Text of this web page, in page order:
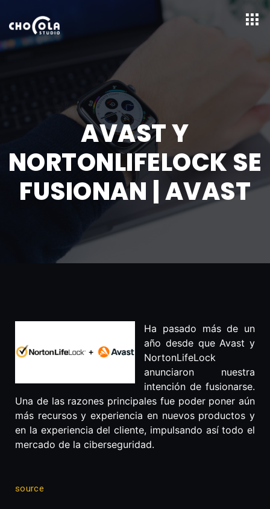
AVAST Y
NORTONLIFELOCK SE
FUSIONAN | AVAST
Ha pasado más de un
año desde que Avast y
NortonLifeLock
anunciaron nuestra
intención de fusionarse.
Una de las razones principales fue poder poner aún
más recursos y experiencia en nuevos productos y
en la experiencia del cliente, impulsando así todo el
mercado de la ciberseguridad.
source